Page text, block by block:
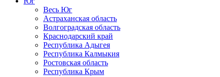
Весь Юг
Астраханская область
Волгоградская область
Краснодарский край
Республика Адыгея
Республика Калмыкия
Ростовская область
Республика Крым